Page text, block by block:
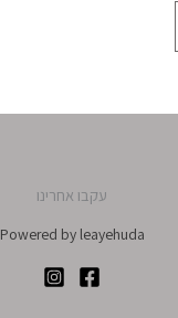
עקבו אחרינו
Powered by leayehuda